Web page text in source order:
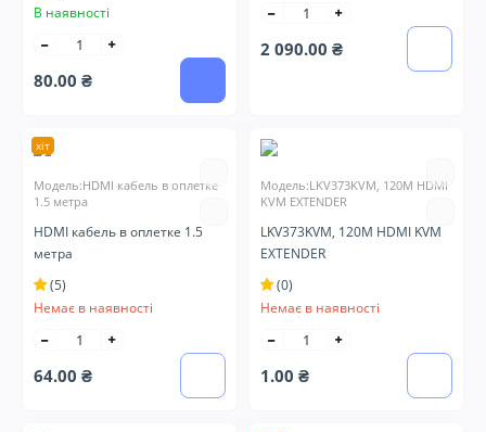
В наявності
80.00 ₴
2 090.00 ₴
хіт
Модель:HDMI кабель в оплетке
1.5 метра
HDMI кабель в оплетке 1.5
метра
(5)
Немає в наявності
64.00 ₴
Модель:LKV373KVM, 120M HDMI
KVM EXTENDER
LKV373KVM, 120M HDMI KVM
EXTENDER
(0)
Немає в наявності
1.00 ₴